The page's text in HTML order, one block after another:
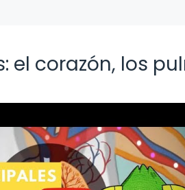
corazón, los